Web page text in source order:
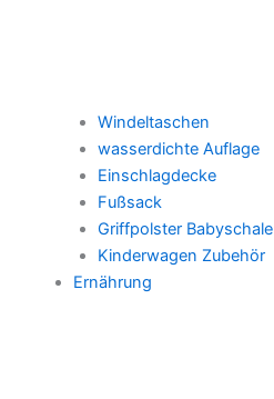
Windeltaschen
wasserdichte Auflage
Einschlagdecke
Fußsack
Griffpolster Babyschale
Kinderwagen Zubehör
Ernährung